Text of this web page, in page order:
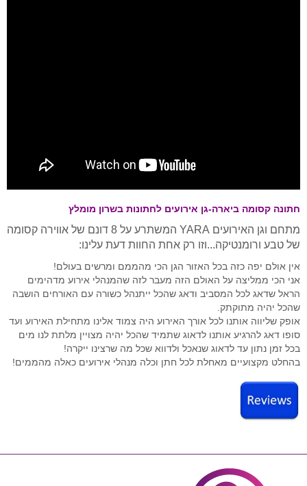
חתונה קסומה ביארה-גן אירועים לחתונות בשרון מומלץ
מתחם וגן האירועים YARA המשתרע על 8 דונם של אווירה קסומה
של טבע ורומנטיקה...וזו רק אחת החוות דעת עלינו:
אין אולם יפה כזה בכל האזור הגן הכי מהממם ומרשים בעולם!
אני הכי ממליצה על האולם הזה מעבר לזה שהמנהלי אירוע מדהימים
הראל שדאג לכל המסביב ודאג שהכל ייתנהל כשורה עם האורחים הושבה
שהכל יהיה מתוקתק.
אופק שליווה אותנו לכל אורך האירוע היה צמוד אלינו מתחילת האירוע ועד
סופו דאג להרגיע אותנו לדאוג שתמיד שהכל יהיה מצויין מלתת לנו מים
בכל זמן נתון עד לדאוג שנאכל ולדווא שכל מה שרצינו ייקרה!
בהחלט מקצועיים מאחלת לכל חתן וכלה מנהלי אירועים כאלה מהממים!